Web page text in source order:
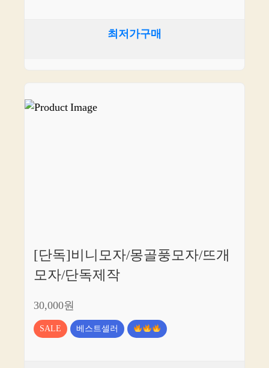
최저가구매
[단독]비니모자/몽골풍모자/뜨개
모자/단독제작
30,000원
SALE 베스트셀러